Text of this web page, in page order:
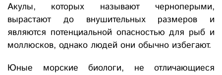
Акулы, которых называют черноперыми,
вырастают до внушительных размеров и
являются потенциальной опасностью для рыб и
моллюсков, однако людей они обычно избегают.
Юные морские биологи, не отличающиеся